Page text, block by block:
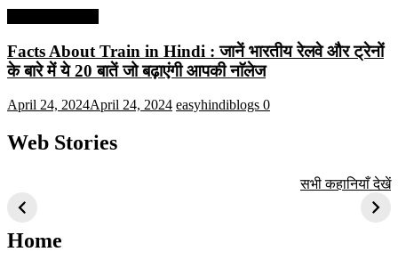
Facts About Train in Hindi : जानें भारतीय रेलवे और ट्रेनों
के बारे में ये 20 बातें जो बढ़ाएंगी आपकी नाॅलेज
April 24, 2024April 24, 2024 easyhindiblogs 0
Web Stories
तकनीक जो आपको
2024 के लिए सीखनी
चाहिए
ऐतिहासिक स्थान
सभी कहानियाँ देखें
Home